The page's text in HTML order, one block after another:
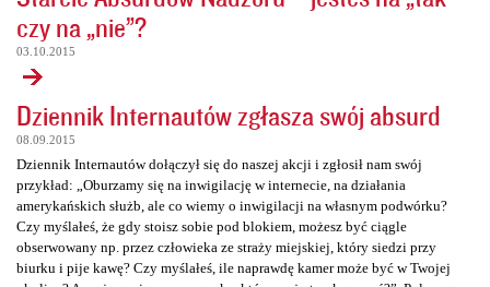
czy na „nie”?
03.10.2015
Dziennik Internautów zgłasza swój absurd
08.09.2015
Dziennik Internautów dołączył się do naszej akcji i zgłosił nam swój
przykład: „Oburzamy się na inwigilację w internecie, na działania
amerykańskich służb, ale co wiemy o inwigilacji na własnym podwórku?
Czy myślałeś, że gdy stoisz sobie pod blokiem, możesz być ciągle
obserwowany np. przez człowieka ze straży miejskiej, który siedzi przy
biurku i pije kawę? Czy myślałeś, ile naprawdę kamer może być w Twojej